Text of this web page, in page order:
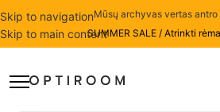
Skip to navigation
Skip to main content
Mūsų archyvas vertas
SUMMER SALE / Atrinkti